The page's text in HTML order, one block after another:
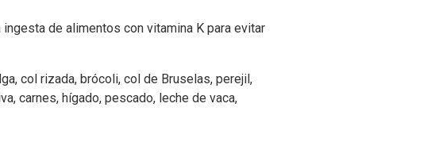
de alimentos con vitamina K para evitar
col rizada, brócoli, col de Bruselas, perejil,
carnes, hígado, pescado, leche de vaca,